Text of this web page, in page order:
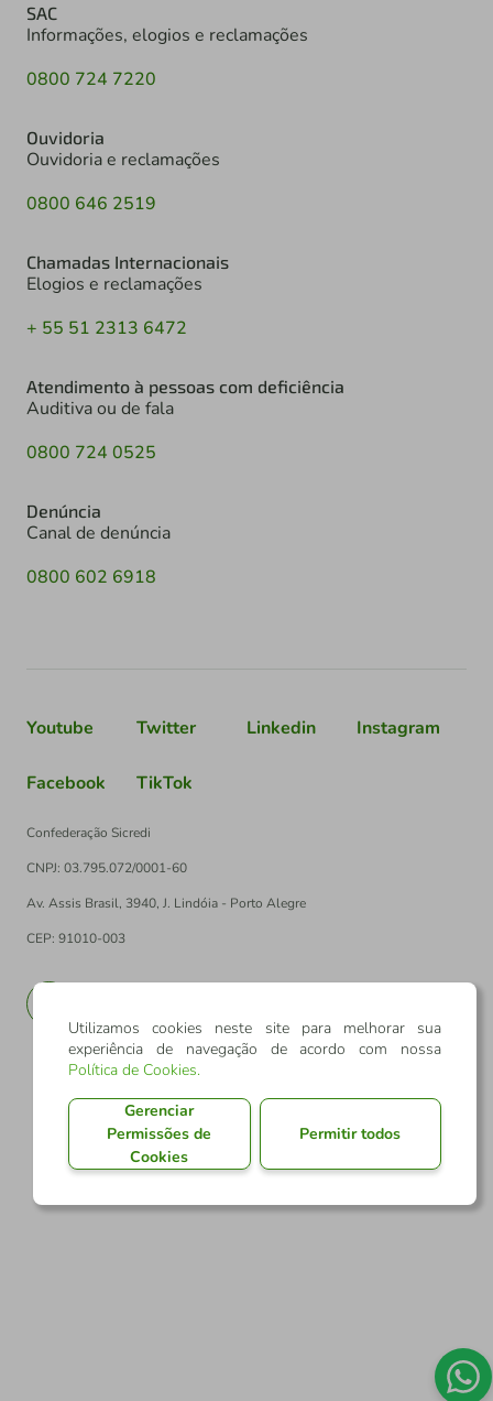
SAC
Informações, elogios e reclamações
0800 724 7220
Ouvidoria
Ouvidoria e reclamações
0800 646 2519
Chamadas Internacionais
Elogios e reclamações
+ 55 51 2313 6472
Atendimento à pessoas com deficiência
Auditiva ou de fala
0800 724 0525
Denúncia
Canal de denúncia
0800 602 6918
Youtube Twitter Linkedin Instagram
Facebook TikTok
Confederação Sicredi
CNPJ: 03.795.072/0001-60
Av. Assis Brasil, 3940, J. Lindóia - Porto Alegre
CEP: 91010-003
Utilizamos cookies neste site para melhorar sua
experiência de navegação de acordo com nossa
Política de Cookies.
Gerenciar
Permissões de
Cookies
Permitir todos